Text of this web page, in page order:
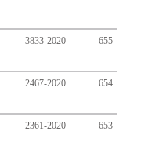
655
3833-2020
654
2467-2020
653
2361-2020